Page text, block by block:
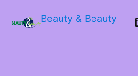
Beauty & Beauty